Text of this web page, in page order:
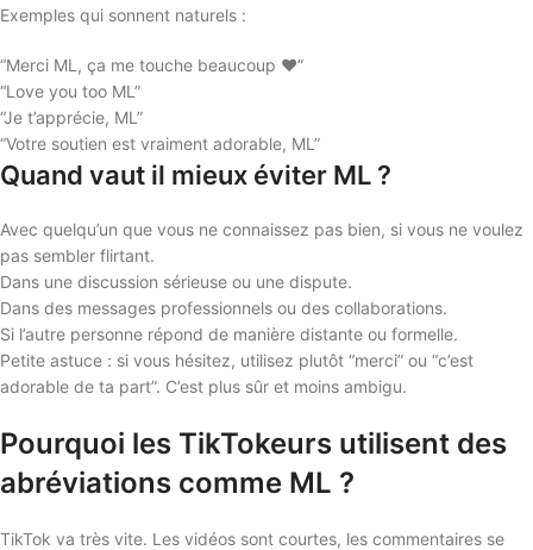
Exemples qui sonnent naturels :
“Merci ML, ça me touche beaucoup ❤️”
“Love you too ML”
“Je t’apprécie, ML”
“Votre soutien est vraiment adorable, ML”
Quand vaut il mieux éviter ML ?
Avec quelqu’un que vous ne connaissez pas bien, si vous ne voulez
pas sembler flirtant.
Dans une discussion sérieuse ou une dispute.
Dans des messages professionnels ou des collaborations.
Si l’autre personne répond de manière distante ou formelle.
Petite astuce : si vous hésitez, utilisez plutôt “merci” ou “c’est
adorable de ta part”. C’est plus sûr et moins ambigu.
Pourquoi les TikTokeurs utilisent des
abréviations comme ML ?
TikTok va très vite. Les vidéos sont courtes, les commentaires se